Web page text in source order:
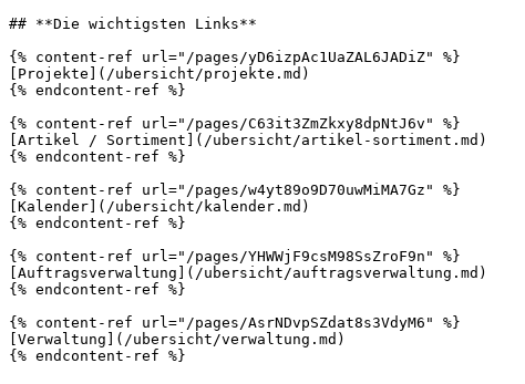
## **Die wichtigsten Links**
{% content-ref url="/pages/yD6izpAc1UaZAL6JADiZ" %}
[Projekte](/ubersicht/projekte.md)
{% endcontent-ref %}
{% content-ref url="/pages/C63it3ZmZkxy8dpNtJ6v" %}
[Artikel / Sortiment](/ubersicht/artikel-sortiment.md)
{% endcontent-ref %}
{% content-ref url="/pages/w4yt89o9D70uwMiMA7Gz" %}
[Kalender](/ubersicht/kalender.md)
{% endcontent-ref %}
{% content-ref url="/pages/YHWWjF9csM98SsZroF9n" %}
[Auftragsverwaltung](/ubersicht/auftragsverwaltung.md)
{% endcontent-ref %}
{% content-ref url="/pages/AsrNDvpSZdat8s3VdyM6" %}
[Verwaltung](/ubersicht/verwaltung.md)
{% endcontent-ref %}